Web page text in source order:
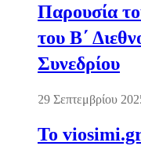
Παρουσία
του Β΄
Συνεδρίου
29 Σεπτεμβρίου
Το viosimi.gr